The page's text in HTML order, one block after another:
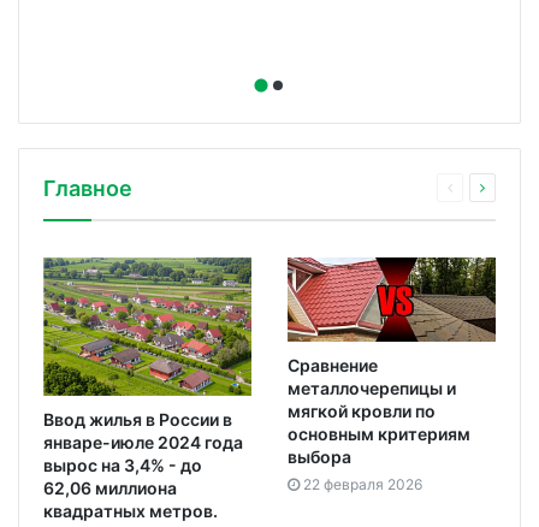
Главное
Ввод жилья в России в
январе-июле 2024 года
вырос на 3,4% - до
62,06 миллиона
квадратных метров.
Сравнение
металлочерепицы и
мягкой кровли по
основным критериям
выбора
22 февраля 2026